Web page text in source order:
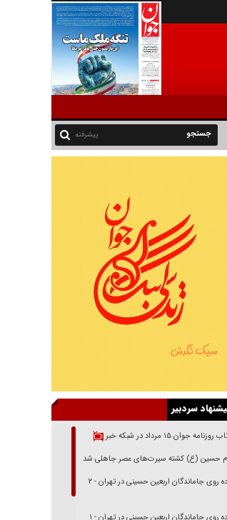
پیشرفته
سردبیر
روزنامه جوان ۱۵ مرداد در شبکه خبر
حسین (ع) کشته سیرت‌های عصر جاهلی شد
روی جاماندگان اربعین حسینی در تهران - ۲
روی جاماندگان اربعین حسینی در تهران - ۱